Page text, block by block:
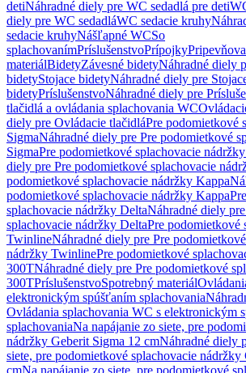
detiNáhradné diely pre WC sedadlá pre deti
diely pre WC sedadláWC sedacie kruhy
sedacie kruhyNášľapné WCSo
splachovanímPríslušenstvoPrípojky
materiálBidetyZávesné bidetyNáhradné diely
bidetyStojace bidetyNáhradné diely pre
bidetyPríslušenstvoNáhradné diely pre
tlačidlá a ovládania splachovania WC
diely pre Ovládacie tlačidláPre podomietkové
SigmaNáhradné diely pre Pre podomietkové
SigmaPre podomietkové splachovacie
diely pre Pre podomietkové splachovacie
podomietkové splachovacie nádržky Kappa
podomietkové splachovacie nádržky Kappa
splachovacie nádržky DeltaNáhradné diely
splachovacie nádržky DeltaPre podomietkové
TwinlineNáhradné diely pre Pre
nádržky TwinlinePre podomietkové
300TNáhradné diely pre Pre podomietkové
300TPríslušenstvoSpotrebný materiál
elektronickým spúšťaním splachovania
Ovládania splachovania WC s elektronickým
splachovaniaNa napájanie zo siete, pre
nádržky Geberit Sigma 12 cmNáhradné diely
siete, pre podomietkové splachovacie nádržky
cmNa napájanie zo siete, pre podomietkové